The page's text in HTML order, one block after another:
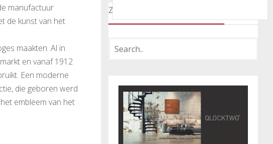
manufactuur
de kunst van het
maakten. Al in
en vanaf 1912
Een moderne
die geboren werd
embleem van het
Zoeken door onze nieuwsartikelen